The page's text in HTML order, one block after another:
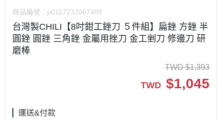
商品編號： p0117232067409
台灣製CHILI【8吋鉗工銼刀 ５件組】扁銼 方銼 半
圓銼 圓銼 三角銼 金屬用挫刀 金工剉刀 修邊刀 研
磨棒
TWD $1,393
TWD $1,045
運送&付款